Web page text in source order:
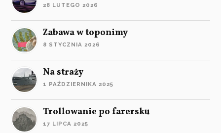
28 LUTEGO 2026
Zabawa w toponimy
8 STYCZNIA 2026
Na straży
1 PAŹDZIERNIKA 2025
Trollowanie po farersku
17 LIPCA 2025